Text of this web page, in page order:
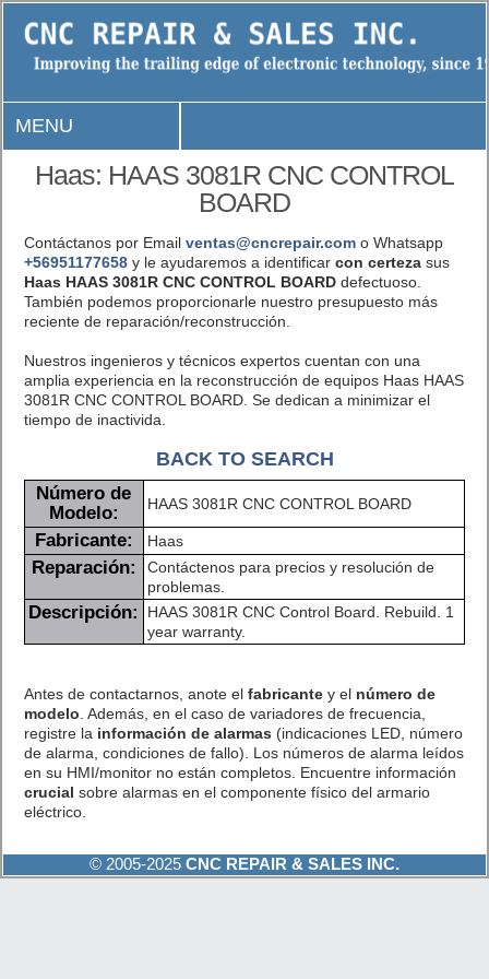
MENU
Haas: HAAS 3081R CNC CONTROL
BOARD
Contáctanos por Email ventas@cncrepair.como Whatsapp
+56951177658y le ayudaremos a identificar con certezasus
Haas HAAS 3081R CNC CONTROL BOARDdefectuoso.
También podemos proporcionarle nuestro presupuesto más
reciente de reparación/reconstrucción.
Nuestros ingenieros y técnicos expertos cuentan con una
amplia experiencia en la reconstrucción de equipos Haas HAAS
3081R CNC CONTROL BOARD. Se dedican a minimizar el
tiempo de inactivida.
BACK TO SEARCH
Número de
Modelo:
HAAS 3081R CNC CONTROL BOARD
Fabricante: Haas
Reparación:
Contáctenos para precios y resolución de
problemas.
Descripción:
HAAS 3081R CNC Control Board. Rebuild. 1
year warranty.
Antes de contactarnos, anote el fabricantey el número de
modelo . Además, en el caso de variadores de frecuencia,
registre la información de alarmas (indicaciones LED, número
de alarma, condiciones de fallo). Los números de alarma leídos
en su HMI/monitor no están completos. Encuentre información
crucial sobre alarmas en el componente físico del armario
eléctrico.
© 2005-2025 CNC REPAIR & SALES INC.